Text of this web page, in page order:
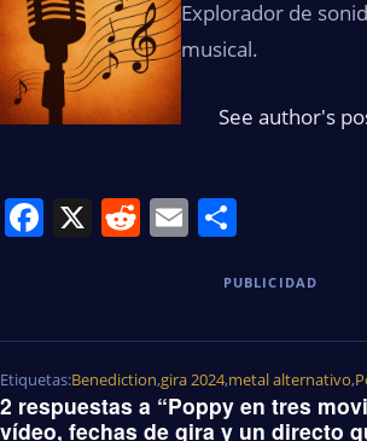
Explorador de
musical.
See author's
Facebook
X Reddit
Email
PUBLICIDAD
Etiquetas:Benediction,gira 2024,metal alternativo,
2 respuestas a “Poppy en tres
vídeo, fechas de gira y un directo